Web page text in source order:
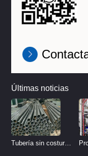
Últimas noticias
Tubería sin costura